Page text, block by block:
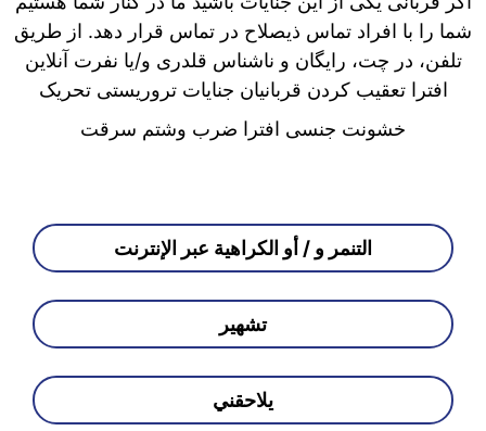
شما را با افراد تماس ذیصلاح در تماس قرار دهد. از طریق
تلفن، در چت، رایگان و ناشناس قلدری و/یا نفرت آنلاین
افترا تعقیب کردن قربانیان جنایات تروریستی تحریک
خشونت جنسی افترا ضرب وشتم سرقت
التنمر و / أو الكراهية عبر الإنترنت
تشهير
يلاحقني